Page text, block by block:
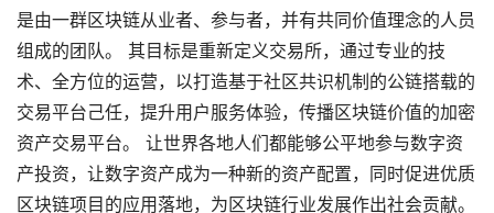
是由一群区块链从业者、参与者，并有共同价值理念的人员
组成的团队。 其目标是重新定义交易所，通过专业的技
术、全方位的运营，以打造基于社区共识机制的公链搭载的
交易平台己任，提升用户服务体验，传播区块链价值的加密
资产交易平台。 让世界各地人们都能够公平地参与数字资
产投资，让数字资产成为一种新的资产配置，同时促进优质
区块链项目的应用落地，为区块链行业发展作出社会贡献。